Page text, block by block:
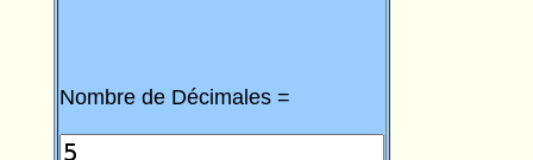
Nombre de Décimales =